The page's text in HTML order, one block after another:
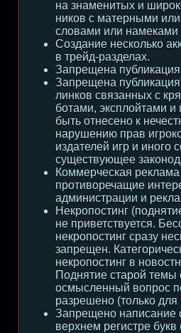
на знаменитых и
ников с матерными
словами или намеками
Создание несколько
в трейд-разделах.
Запрещена
Запрещена
линков связанных с
ботами, эксплойтами
быть отнесено к
нарушению прав
издателей игр и иного
существующее
Коммерческая реклама
противоречащие
администрации и
Некропостинг
не приветствуется.
некропостинг сразу
запрещен.
некропостинг в
Поднятие старой темы
осмысленный вопрос
разрешено (только
Запрещено написание
верхнем регистре букв